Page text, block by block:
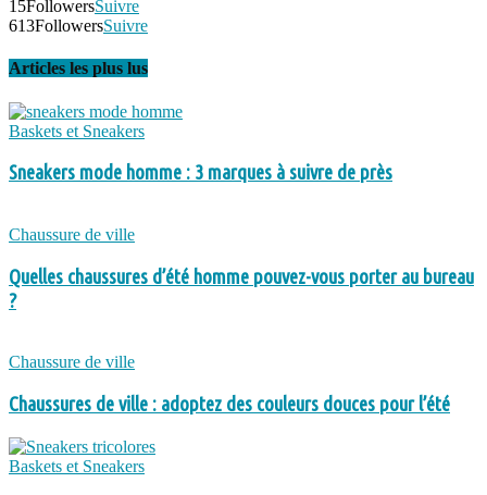
15FollowersSuivre
613FollowersSuivre
Articles les plus lus
Baskets et Sneakers
Sneakers mode homme : 3 marques à suivre de près
Chaussure de ville
Quelles chaussures d’été homme pouvez-vous porter au bureau
?
Chaussure de ville
Chaussures de ville : adoptez des couleurs douces pour l’été
Baskets et Sneakers